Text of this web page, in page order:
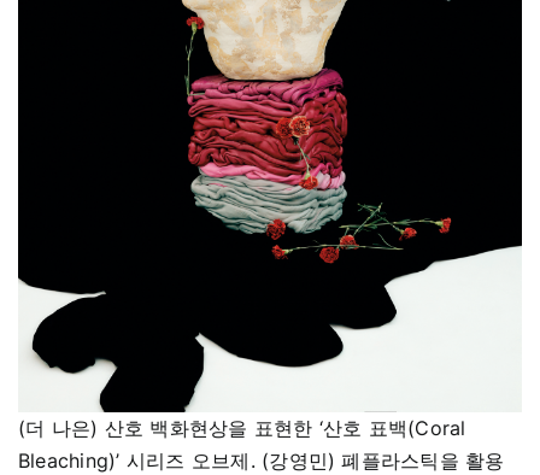
(더 나은) 산호 백화현상을 표현한 ‘산호 표백(Coral
Bleaching)’ 시리즈 오브제. (강영민) 폐플라스틱을 활용